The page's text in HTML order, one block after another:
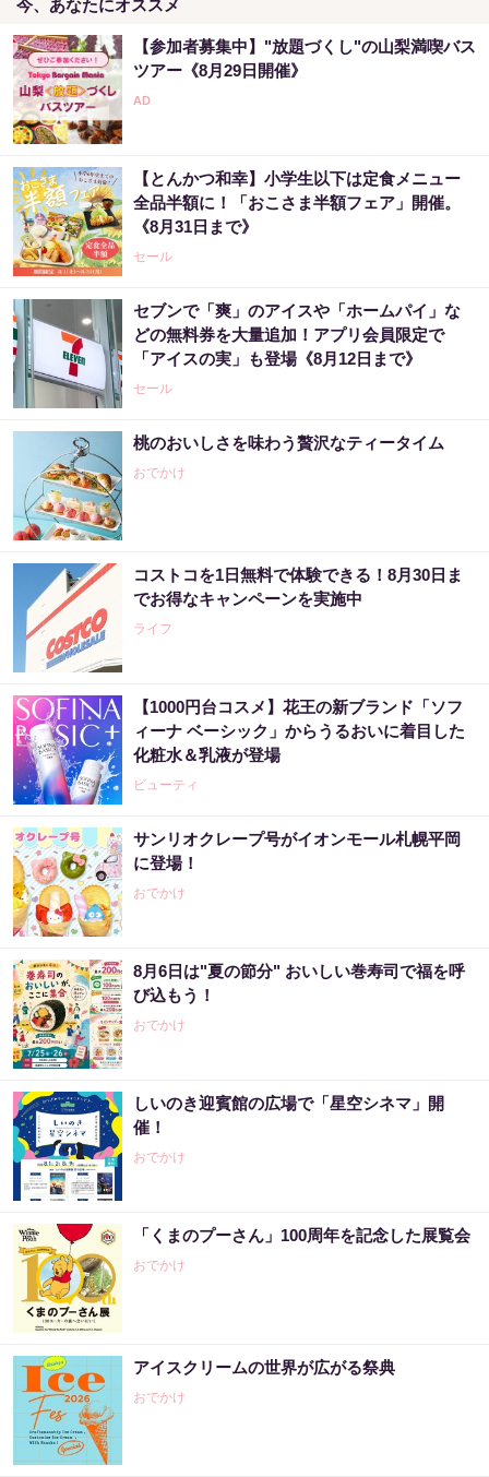
今、あなたにオススメ
【参加者募集中】"放題づくし"の山梨満喫バス
ツアー《8月29日開催》
【とんかつ和幸】小学生以下は定食メニュー
全品半額に！「おこさま半額フェア」開催。
《8月31日まで》
セール
セブンで「爽」のアイスや「ホームパイ」な
どの無料券を大量追加！アプリ会員限定で
「アイスの実」も登場《8月12日まで》
セール
桃のおいしさを味わう贅沢なティータイム
おでかけ
コストコを1日無料で体験できる！8月30日ま
でお得なキャンペーンを実施中
ライフ
【1000円台コスメ】花王の新ブランド「ソフ
ィーナ ベーシック」からうるおいに着目した
化粧水＆乳液が登場
ビューティ
サンリオクレープ号がイオンモール札幌平岡
に登場！
おでかけ
8月6日は"夏の節分" おいしい巻寿司で福を呼
び込もう！
おでかけ
しいのき迎賓館の広場で「星空シネマ」開
催！
おでかけ
「くまのプーさん」100周年を記念した展覧会
おでかけ
アイスクリームの世界が広がる祭典
おでかけ